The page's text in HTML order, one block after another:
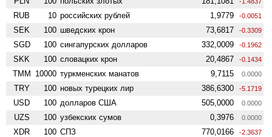
RUB 10 российских рублей 1,9779 -0.0051
SEK 100 шведских крон 73,6817 -0.3309
SGD 100 сингапурских долларов 332,0009 -0.1962
SKK 100 словацких крон 20,4867 -0.1434
TMM 10000 туркменских манатов 9,7115 0.0000
TRY 100 новых турецких лир 386,6300 -5.1719
USD 100 долларов США 505,0000 0.0000
UZS 100 узбекских сумов 0,3976 0.0000
XDR 100 СПЗ 770,0166 -2.3637